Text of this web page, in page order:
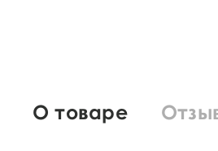
О товаре